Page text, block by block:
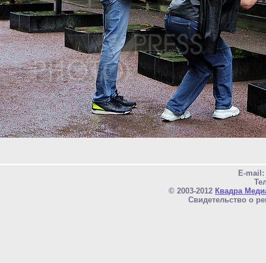
E-mail:
© 2003-2012 Квадра
Свидетельство о